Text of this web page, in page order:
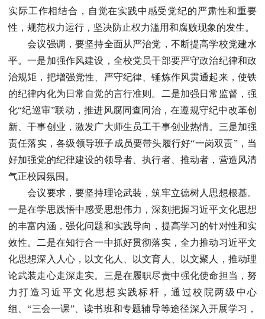
实际工作相结合，自觉在实践中感受党纪的严肃性和重要
性，规范权力运行，坚决防止权力滥用和腐败现象的发生。
会议强调，要坚持全面从严治党，不断提高学校党建水
平。一是加强作风建设，全校党员干部要严守政治纪律和政
治规矩，把增强党性、严守纪律、锤炼作风贯通起来，使铁
的纪律内化为日常自觉的言行准则。二是加强日常监督，强
化“纪巡审”联动，推进风腐同查同治，在遵规守纪中改革创
新、干事创业，激发广大师生员工干事创业热情。三是加强
责任落实，各级领导班子成员要带头履行好“一岗双责”，当
好加强党的纪律建设的领导者、执行者、推动者，营造风清
气正校园氛围。
会议要求，要坚持理论武装，筑牢立德树人思想根基。
一是在学思践悟中感受思想伟力，深刻把握习近平文化思想
的丰富内涵，强化问题和实践导向，提高学习的针对性和实
效性。二是在知行合一中抓好贯彻落实，全力推动习近平文
化思想深入人心，以文化人、以文育人、以文聚人，推动理
论武装走心走深走实。三是在履职尽责中强化使命担当，努
力打造习近平文化思想实践标杆，通过校院两级中心
组、“三会一课”、读书班和专题辅导等途径深入开展学习，